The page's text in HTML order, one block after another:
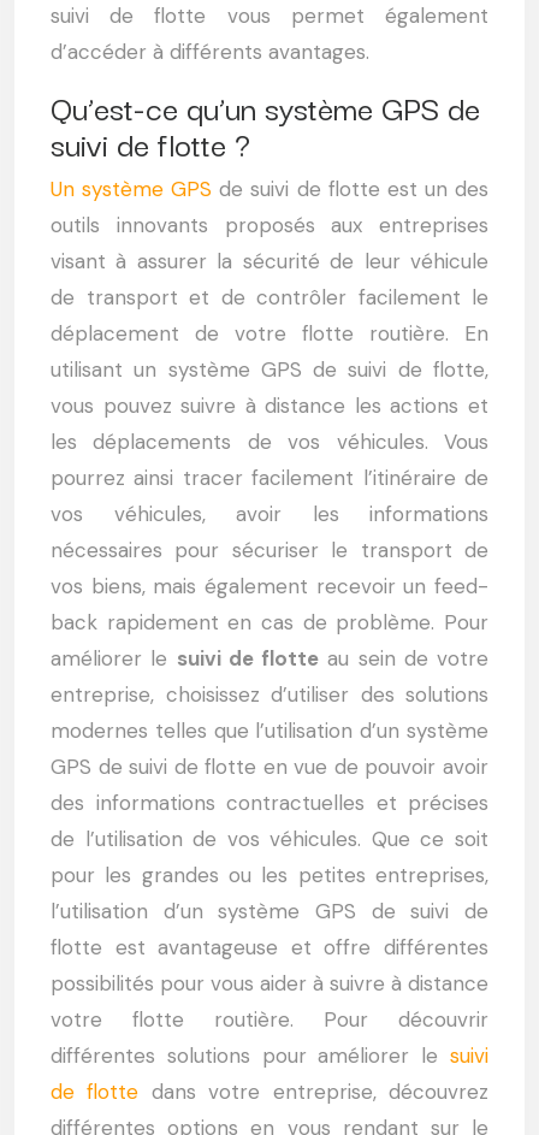
suivi de flotte vous permet également
d’accéder à différents avantages.
Qu’est-ce qu’un système GPS de
suivi de flotte ?
Un système GPSde suivi de flotte est un des
outils innovants proposés aux entreprises
visant à assurer la sécurité de leur véhicule
de transport et de contrôler facilement le
déplacement de votre flotte routière. En
utilisant un système GPS de suivi de flotte,
vous pouvez suivre à distance les actions et
les déplacements de vos véhicules. Vous
pourrez ainsi tracer facilement l’itinéraire de
vos véhicules, avoir les informations
nécessaires pour sécuriser le transport de
vos biens, mais également recevoir un feed-
back rapidement en cas de problème. Pour
améliorer le suivi de flotte au sein de votre
entreprise, choisissez d’utiliser des solutions
modernes telles que l’utilisation d’un système
GPS de suivi de flotte en vue de pouvoir avoir
des informations contractuelles et précises
de l’utilisation de vos véhicules. Que ce soit
pour les grandes ou les petites entreprises,
l’utilisation d’un système GPS de suivi de
flotte est avantageuse et offre différentes
possibilités pour vous aider à suivre à distance
votre flotte routière. Pour découvrir
différentes solutions pour améliorer le suivi
de flotte dans votre entreprise, découvrez
différentes options en vous rendant sur le